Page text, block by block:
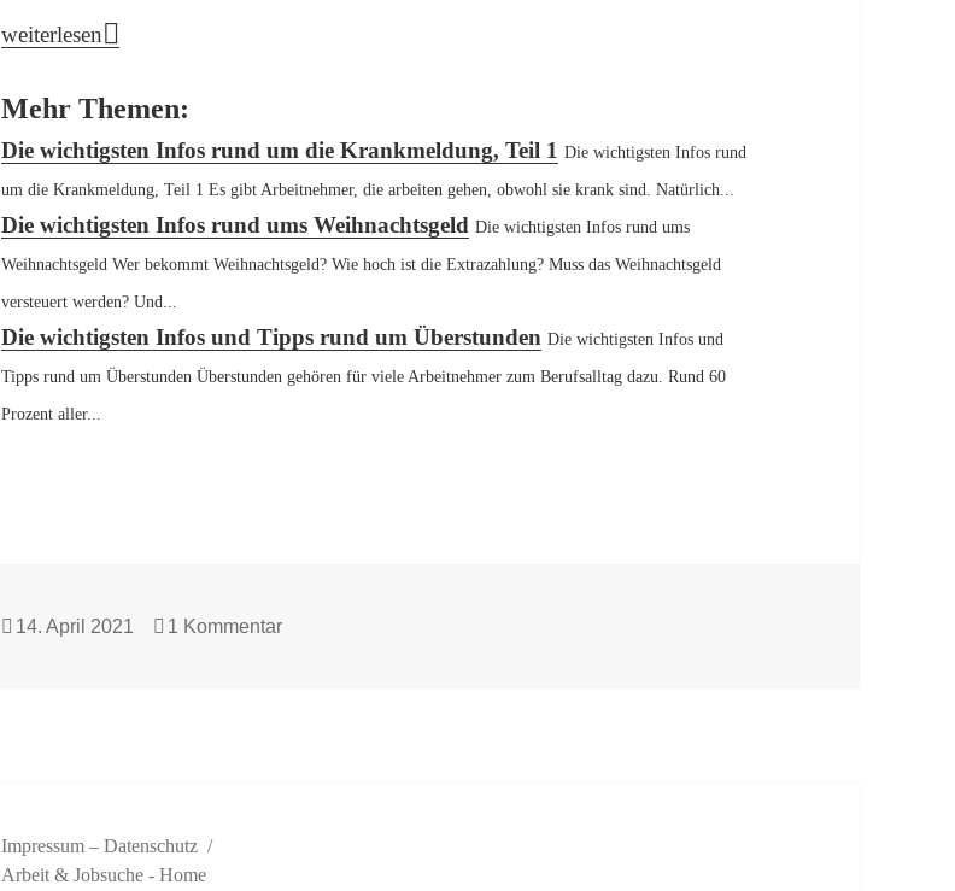
Die wichtigsten Infos rund um die Krankmeldung, Teil 2
weiterlesen
Mehr Themen:
Die wichtigsten Infos rund um die Krankmeldung, Teil 1 Die wichtigsten Infos rund
um die Krankmeldung, Teil 1 Es gibt Arbeitnehmer, die arbeiten gehen, obwohl sie krank sind. Natürlich...
Die wichtigsten Infos rund ums Weihnachtsgeld Die wichtigsten Infos rund ums
Weihnachtsgeld Wer bekommt Weihnachtsgeld? Wie hoch ist die Extrazahlung? Muss das Weihnachtsgeld
versteuert werden? Und...
Die wichtigsten Infos und Tipps rund um Überstunden Die wichtigsten Infos und
Tipps rund um Überstunden Überstunden gehören für viele Arbeitnehmer zum Berufsalltag dazu. Rund 60
Prozent aller...
Veröffentlicht
14. April 2021 1 Kommentarzu Die wichtigsten Infos rund um die Krankmeldung, Teil 2
Impressum – Datenschutz
Arbeit & Jobsuche - Home